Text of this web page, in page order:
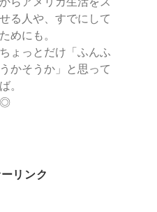
る人や、すでにして
のためにも。
ょっとだけ「ふんふ
かそうか」と思って
えれば。
◎
リンク